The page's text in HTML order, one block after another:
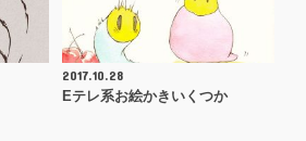
2017.10.28
Eテレ系お絵かきいくつか